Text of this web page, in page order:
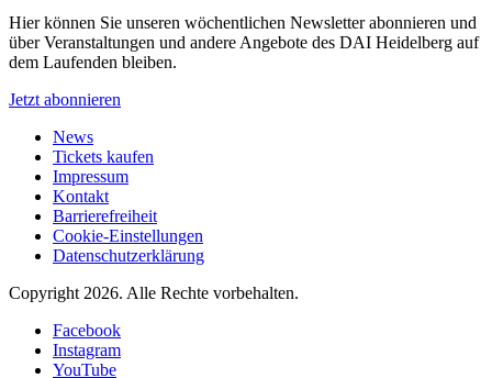
Hier können Sie unseren wöchentlichen Newsletter abonnieren und
über Veranstaltungen und andere Angebote des DAI Heidelberg auf
dem Laufenden bleiben.
Jetzt abonnieren
News
Tickets kaufen
Impressum
Kontakt
Barrierefreiheit
Cookie-Einstellungen
Datenschutzerklärung
Copyright 2026. Alle Rechte vorbehalten.
Facebook
Instagram
YouTube